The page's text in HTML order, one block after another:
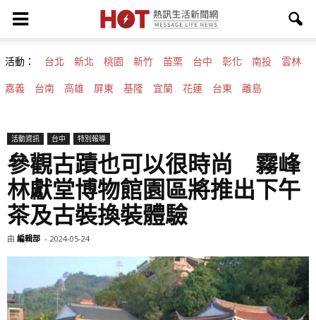
活動： 台北 新北 桃園 新竹 苗栗 台中 彰化 南投 雲林
嘉義 台南 高雄 屏東 基隆 宜蘭 花蓮 台東 離島
活動資訊 台中 特別報導
參觀古蹟也可以很時尚 霧峰
林獻堂博物館園區將推出下午
茶及古裝換裝體驗
由 編輯部 - 2024-05-24